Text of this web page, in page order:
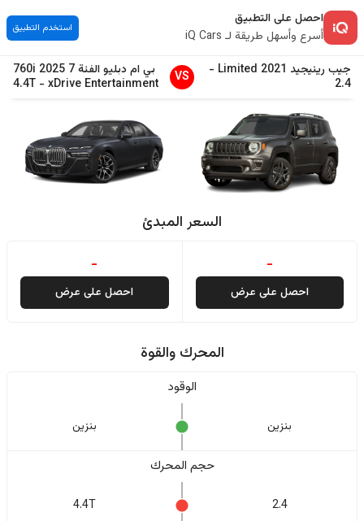
احصل على التطبيق
أسرع وأسهل طريقة لـ iQ Cars
استخدم التطبيق
جيب رينيجيد 2021
Limited
-
2.4
VS بي ام دبليوالفئة 7 2025
760i
xDrive Entertainment
-
4.4T
السعر المبدئ
-
احصل على عرض
-
احصل على عرض
المحرك والقوة
الوقود
بنزين بنزين
حجم المحرك
2.4
4.4T